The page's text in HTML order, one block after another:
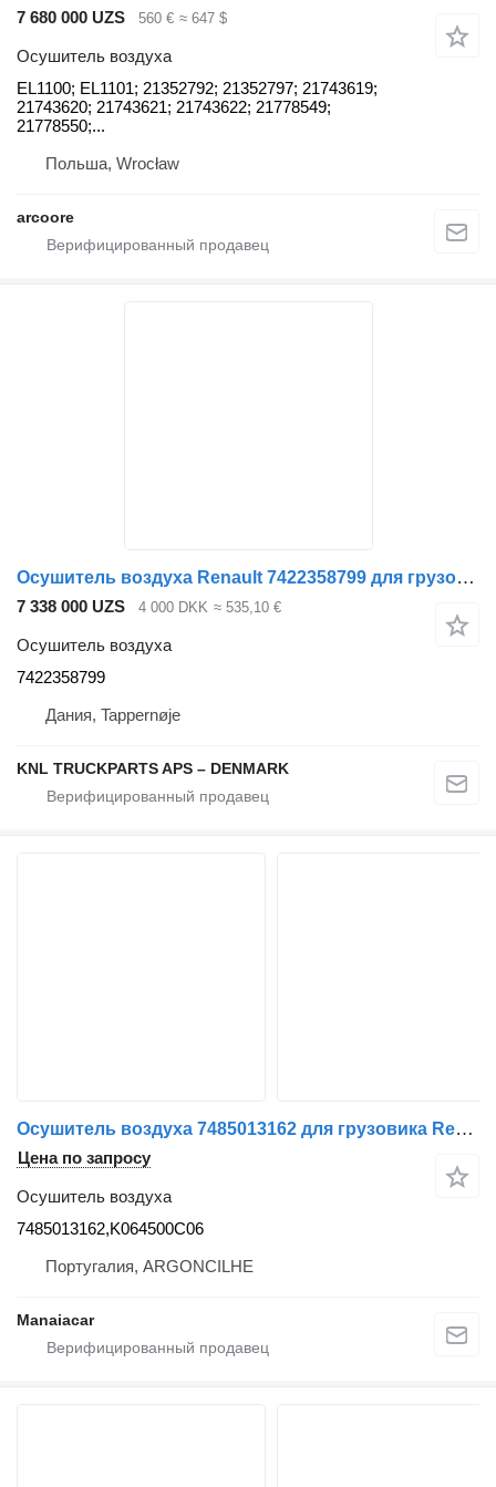
7 680 000 UZS 560 € ≈ 647 $
Осушитель воздуха
EL1100; EL1101; 21352792; 21352797; 21743619;
21743620; 21743621; 21743622; 21778549;
21778550;...
Польша, Wrocław
arcoore
Осушитель воздуха Renault 7422358799 для грузовика
7 338 000 UZS 4 000 DKK ≈ 535,10 €
Осушитель воздуха
7422358799
Дания, Tappernøje
KNL TRUCKPARTS APS – DENMARK
Осушитель воздуха 7485013162 для грузовика Renault Premium 2 | 05
Цена по запросу
Осушитель воздуха
7485013162,K064500C06
Португалия, ARGONCILHE
Manaiacar